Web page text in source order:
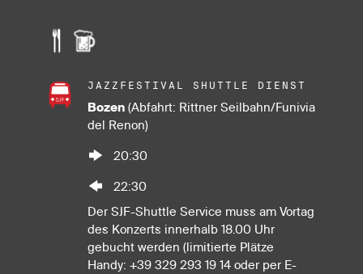
JAZZFESTIVAL SHUTTLE DIENST
Bozen (Abfahrt: Rittner Seilbahn/Funivia
del Renon)
20:30
22:30
Der SJF-Shuttle Service muss am Vortag
des Konzerts innerhalb 18.00 Uhr
gebucht werden (limitierte Plätze
Handy:+39 329 293 19 14 oder per E-